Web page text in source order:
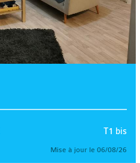
T1 bis
Mise à jour le 06/08/26